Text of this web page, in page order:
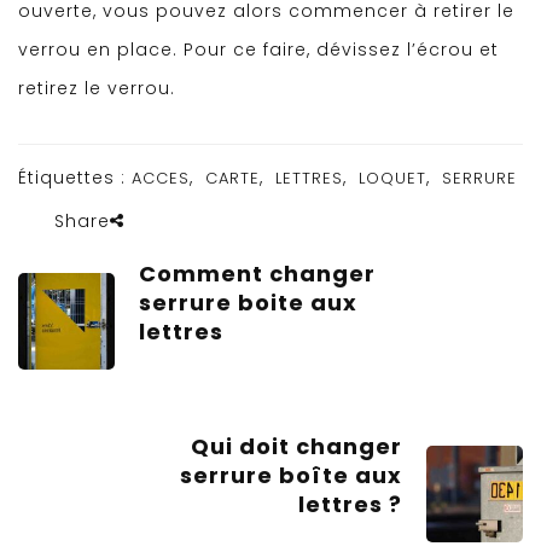
ouverte, vous pouvez alors commencer à retirer le
verrou en place. Pour ce faire, dévissez l’écrou et
retirez le verrou.
Étiquettes : ACCES, CARTE, LETTRES, LOQUET, SERRURE
Share
Comment changer
serrure boite aux
lettres
Qui doit changer
serrure boîte aux
lettres ?